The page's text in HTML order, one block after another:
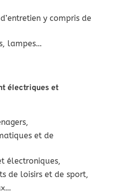
y compris de
lampes…
électriques et
et de
électroniques,
de loisirs et de sport,